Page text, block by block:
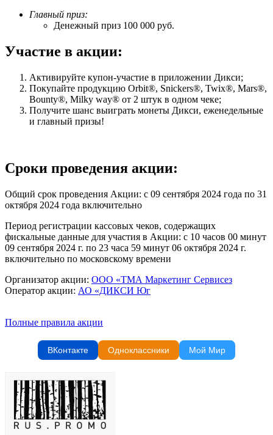
Главный приз:
Денежный приз 100 000 руб.
Участие в акции:
Активируйте купон-участие в приложении Дикси;
Покупайте продукцию Orbit®, Snickers®, Twix®, Mars®,
Bounty®, Milky way® от 2 штук в одном чеке;
Получите шанс выиграть монеты Дикси, еженедельные
и главный призы!
Сроки проведения акции:
Общий срок проведения Акции: с 09 сентября 2024 года по 31
октября 2024 года включительно
Период регистрации кассовых чеков, содержащих
фискальные данные для участия в Акции: с 10 часов 00 минут
09 сентября 2024 г. по 23 часа 59 минут 06 октября 2024 г.
включительно по московскому времени
Организатор акции: ООО «ТМА Маркетинг Сервисез
Оператор акции: АО «ДИКСИ Юг
Полные правила акции
ВКонтакте Одноклассники Мой Мир